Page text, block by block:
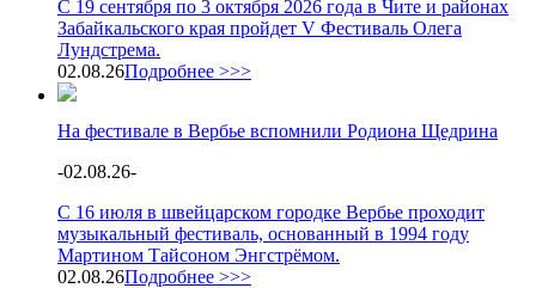
С 19 сентября по 3 октября 2026 года в Чите и районах
Забайкальского края пройдет V Фестиваль Олега
Лундстрема.
02.08.26Подробнее >>>
На фестивале в Вербье вспомнили Родиона Щедрина
-02.08.26-
С 16 июля в швейцарском городке Вербье проходит
музыкальный фестиваль, основанный в 1994 году
Мартином Тайсоном Энгстрёмом.
02.08.26Подробнее >>>